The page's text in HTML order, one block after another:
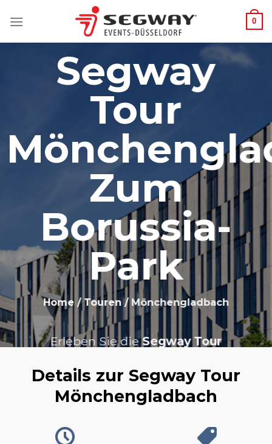
Inhalt
0
Segway
Tour
Zum
Borussia-
Park
Home / Touren / Mönchengladbach
Erleben Sie dieSegway Tour
für Fußballfans und Naturliebhaber. Unsere
Route verbindet das historische
Sportkultur im legendären Borussia-Park.
Details zur Segway Tour
Mönchengladbach